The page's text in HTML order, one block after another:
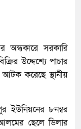
অন্ধকারে সরকারি
উদ্দেশ্যে পাচার
করেছে স্থানীয়
ইউনিয়নের ৮নম্বর
ছেলে ডিলার